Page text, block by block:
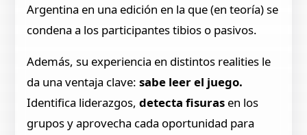
Argentina en una edición en la que (en teoría) se
condena a los participantes tibios o pasivos.
Además, su experiencia en distintos realities le
da una ventaja clave: sabe leer el juego.
Identifica liderazgos,detecta fisuras en los
grupos y aprovecha cada oportunidad para